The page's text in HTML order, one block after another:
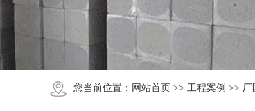
您当前位置： 网站首页 >> 工程案例 >> 厂